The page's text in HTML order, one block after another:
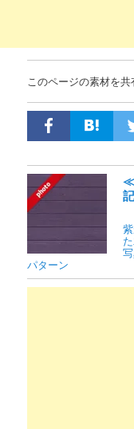
このページの素材を共
≪
パターン